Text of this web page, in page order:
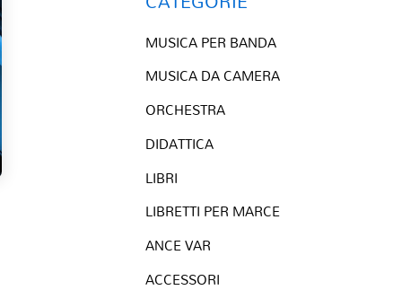
QR base
QR esecuzione
MUSICA PER BANDA
MUSICA DA CAMERA
ORCHESTRA
DIDATTICA
LIBRI
LIBRETTI PER MARCE
ANCE VAR
ACCESSORI